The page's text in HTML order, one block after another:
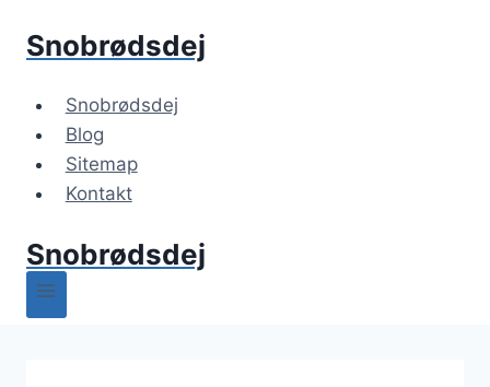
Snobrødsdej
Snobrødsdej
Blog
Sitemap
Kontakt
Snobrødsdej